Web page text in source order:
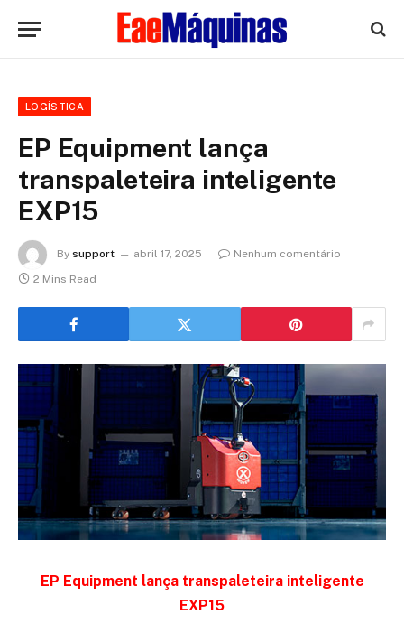
LOGÍSTICA
EP Equipment lança
transpaleteira inteligente
EXP15
By support abril 17, 2025
Nenhum comentário
2 Mins Read
EP Equipment lança transpaleteira inteligente
EXP15